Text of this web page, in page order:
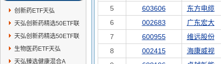
创新药ETF天弘
天弘创新药精选50ETF联
接C
天弘创新药精选50ETF联
接A
生物医药ETF天弘
天弘臻选健康混合A
5
603606
东方电缆
6
002683
广东宏大
7
600955
维远股份
8
002415
海康威视